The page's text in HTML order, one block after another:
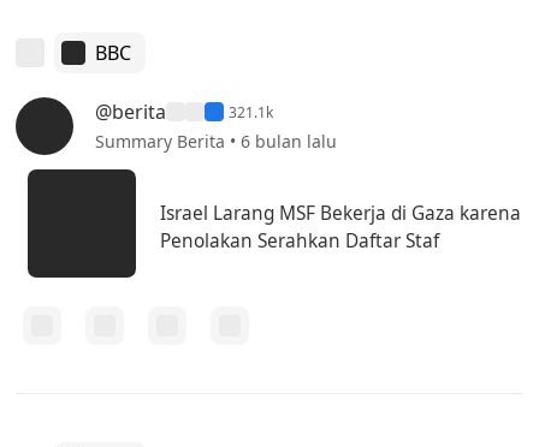
BBC
@berita 321.1k
Summary Berita • 6 bulan lalu
Israel Larang MSF Bekerja di Gaza karena
Penolakan Serahkan Daftar Staf